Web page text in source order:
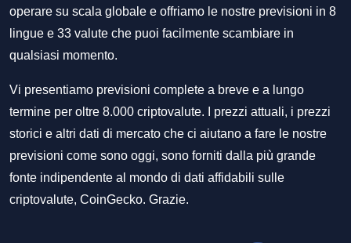
operare su scala globale e offriamo le nostre previsioni in 8
lingue e 33 valute che puoi facilmente scambiare in
qualsiasi momento.
Vi presentiamo previsioni complete a breve e a lungo
termine per oltre 8.000 criptovalute. I prezzi attuali, i prezzi
storici e altri dati di mercato che ci aiutano a fare le nostre
previsioni come sono oggi, sono forniti dalla più grande
fonte indipendente al mondo di dati affidabili sulle
criptovalute, CoinGecko. Grazie.